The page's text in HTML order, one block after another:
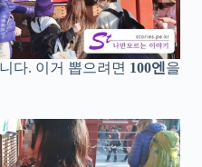
다. 이거 뽑으려면 100엔 을